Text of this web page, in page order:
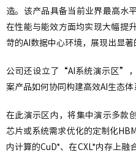
造。该产品具备当前业界最高水
在性能与能效方面均实现大幅提
苛的AI数据中心环境，展现出显著
公司还设立了“AI系统演示区”
案产品如何协同构建高效AI生态体
在此演示区内，将集中演示多款
芯片或系统需求优化的定制化
内计算的CuD*、在CXL*内存上融